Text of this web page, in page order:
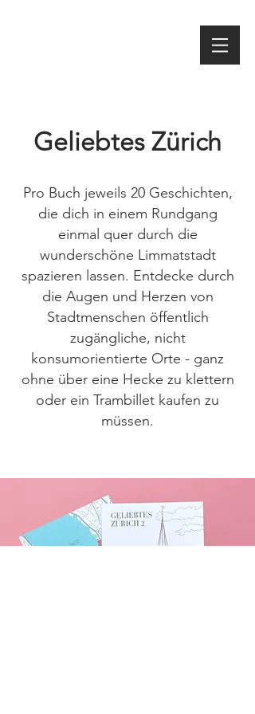
Geliebtes Zürich
Pro Buch jeweils 20 Geschichten,
die dich in einem Rundgang
einmal quer durch die
wunderschöne Limmatstadt
spazieren lassen. Entdecke durch
die Augen und Herzen von
Stadtmenschen öffentlich
zugängliche, nicht
konsumorientierte Orte - ganz
ohne über eine Hecke zu klettern
oder ein Trambillet kaufen zu
müssen.